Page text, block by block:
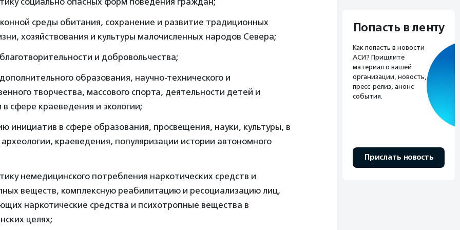
среды обитания, сохранение и развитие традиционных
хозяйствования и культуры малочисленных народов Севера;
и добровольчества;
образования, научно-технического и
творчества, массового спорта, деятельности детей и
сфере краеведения и экологии;
инициатив в сфере образования, просвещения, науки, культуры, в
краеведения, популяризации истории автономного
немедицинского потребления наркотических средств и
веществ, комплексную реабилитацию и ресоциализацию лиц,
наркотические средства и психотропные вещества в
целях;
Попасть в ленту
Как попасть в новости
АСИ? Пришлите
материал о вашей
организации, новость,
пресс-релиз, анонс
события.
Прислать новость